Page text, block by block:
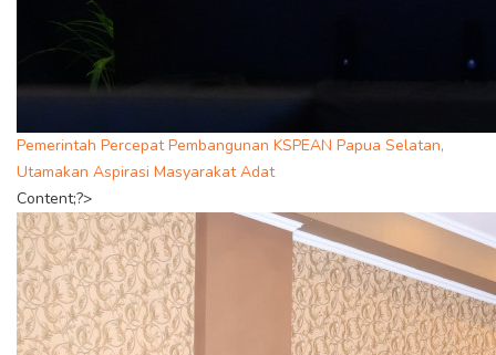
Pemerintah Percepat Pembangunan KSPEAN Papua Selatan,
Utamakan Aspirasi Masyarakat Adat
Content;?>